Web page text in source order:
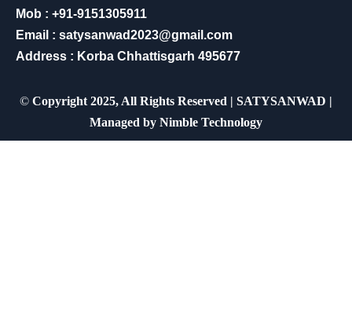
Mob : +91-9151305911
Email : satysanwad2023@gmail.com
Address : Korba Chhattisgarh 495677
© Copyright 2025, All Rights Reserved | SATYSANWAD |
Managed by Nimble Technology